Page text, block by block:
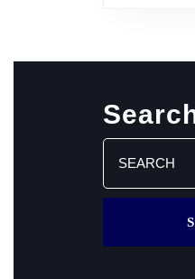
Search
for: